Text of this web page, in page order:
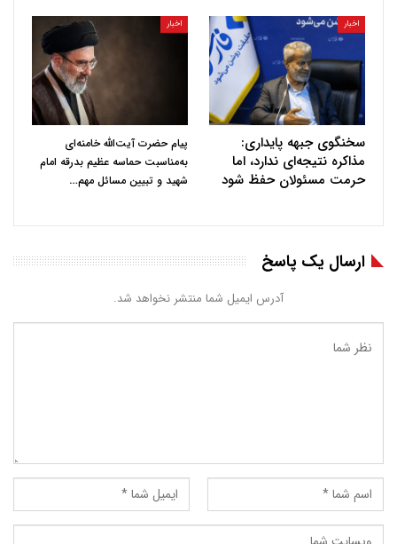
اخبار
سخنگوی جبهه پایداری:
مذاکره نتیجه‌ای ندارد، اما
حرمت مسئولان حفظ شود
اخبار
پیام حضرت آیت‌الله خامنه‌ای
به‌مناسبت حماسه عظیم بدرقه امام
شهید و تبیین مسائل مهم…
ارسال یک پاسخ
آدرس ایمیل شما منتشر نخواهد شد.